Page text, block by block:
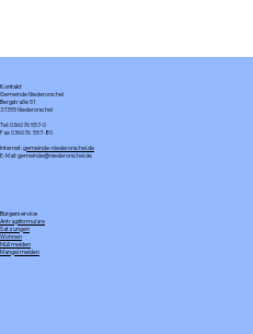
Kontakt
Gemeinde Niederorschel
Bergstraße 51
37355 Niederorschel
Tel: 036076 557-0
Fax: 036076 557-80
Internet:gemeinde-niederorschel.de
E-Mail: gemeinde@niederorschel.de
Bürgerservice
Antragsformulare
Satzungen
Wohnen
Müll melden
Mangel melden